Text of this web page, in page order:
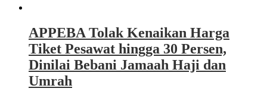
APPEBA Tolak Kenaikan Harga
Tiket Pesawat hingga 30 Persen,
Dinilai Bebani Jamaah Haji dan
Umrah